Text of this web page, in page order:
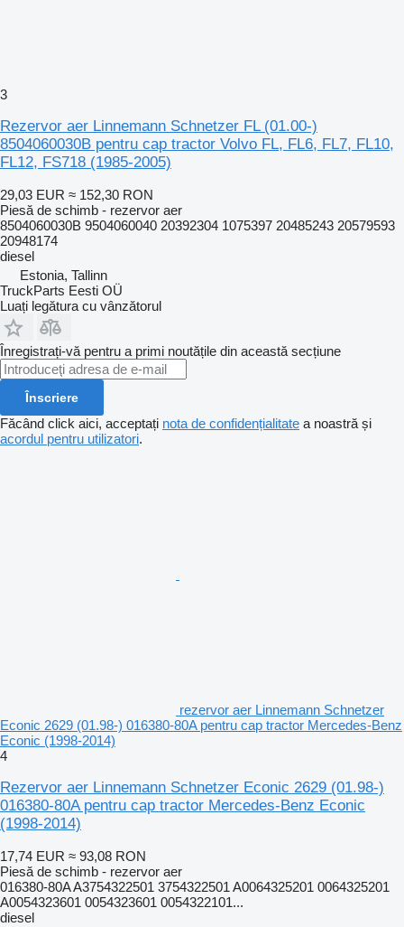
3
Rezervor aer Linnemann Schnetzer FL (01.00-)
8504060030B pentru cap tractor Volvo FL, FL6, FL7, FL10,
FL12, FS718 (1985-2005)
29,03 EUR ≈ 152,30 RON
Piesă de schimb - rezervor aer
8504060030B 9504060040 20392304 1075397 20485243 20579593
20948174
diesel
Estonia, Tallinn
TruckParts Eesti OÜ
Luați legătura cu vânzătorul
Înregistrați-vă pentru a primi noutățile din această secțiune
Înscriere
Făcând click aici, acceptați nota de confidențialitate a noastră și
acordul pentru utilizatori.
rezervor aer Linnemann Schnetzer
Econic 2629 (01.98-) 016380-80A pentru cap tractor Mercedes-Benz
Econic (1998-2014)
4
Rezervor aer Linnemann Schnetzer Econic 2629 (01.98-)
016380-80A pentru cap tractor Mercedes-Benz Econic
(1998-2014)
17,74 EUR ≈ 93,08 RON
Piesă de schimb - rezervor aer
016380-80A A3754322501 3754322501 A0064325201 0064325201
A0054323601 0054323601 0054322101...
diesel